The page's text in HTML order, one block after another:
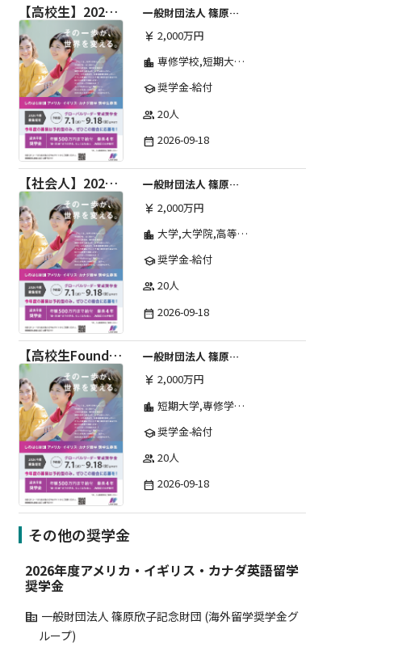
【高校生】2026年度 しのはら財団 アメリカ・イギリス・カナダ英語留学奨学金
一般財団法人 篠原欣子記念財団 (海外留学奨学金グループ)
currency_yen 2,000万円
location_city 専修学校,短期大学,高等専門学校,その他,高等学校,大学院,大学
school奨学金-給付
group 20人
date_range 2026-09-18
【社会人】2026年度 しのはら財団 アメリカ・イギリス・カナダ英語留学奨学金
一般財団法人 篠原欣子記念財団 (海外留学奨学金グループ)
currency_yen 2,000万円
location_city 大学,大学院,高等学校,専修学校,その他,高等専門学校,短期大学
school奨学金-給付
group 20人
date_range 2026-09-18
【高校生Foundation Course 】2026年度 しのはら財団 アメリカ・イギリス・カナダ英語留学奨学金
一般財団法人 篠原欣子記念財団 (海外留学奨学金グループ)
currency_yen 2,000万円
location_city 短期大学,専修学校,高等専門学校,その他,高等学校,大学院,大学
school奨学金-給付
group 20人
date_range 2026-09-18
その他の奨学金
2026年度アメリカ・イギリス・カナダ英語留学
奨学金
corporate_fare 一般財団法人 篠原欣子記念財団 (海外留学奨学金グ
ループ)